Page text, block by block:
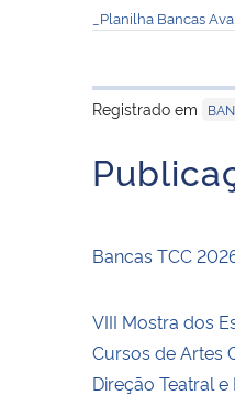
_Planilha Bancas
Registrado em
Bancas TCC
VIII Mostra dos
Cursos de Artes
Direção Teatral